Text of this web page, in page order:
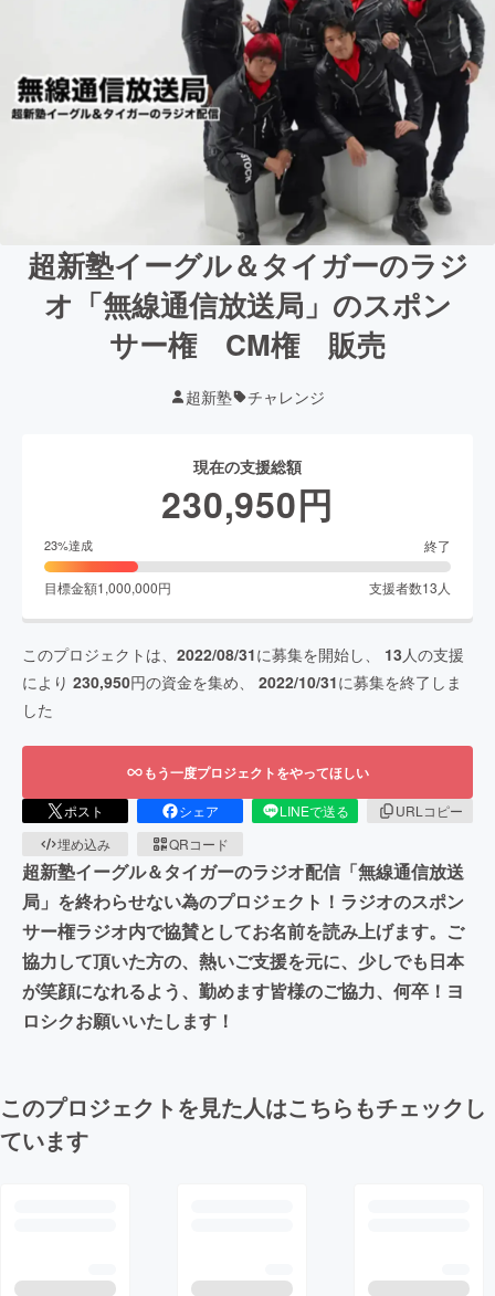
超新塾イーグル＆タイガーのラジ
オ「無線通信放送局」のスポン
サー権 CM権 販売
超新塾 チャレンジ
現在の支援総額
230,950円
23%達成 終了
目標金額1,000,000円 支援者数13 人
このプロジェクトは、 2022/08/31に募集を開始し、 13 人の支援
により 230,950円の資金を集め、 2022/10/31に募集を終了しま
した
もう一度プロジェクトをやってほしい
ポスト シェア LINEで送る
URLコピー
埋め込み
QRコード
超新塾イーグル＆タイガーのラジオ配信「無線通信放送
局」を終わらせない為のプロジェクト！ラジオのスポン
サー権ラジオ内で協賛としてお名前を読み上げます。ご
協力して頂いた方の、熱いご支援を元に、少しでも日本
が笑顔になれるよう、勤めます皆様のご協力、何卒！ヨ
ロシクお願いいたします！
このプロジェクトを見た人はこちらもチェックし
ています